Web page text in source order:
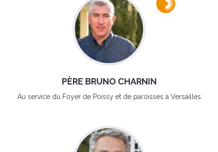
PÈRE BRUNO CHARNIN
Au service du Foyer de Poissy et de paroisses à Versailles